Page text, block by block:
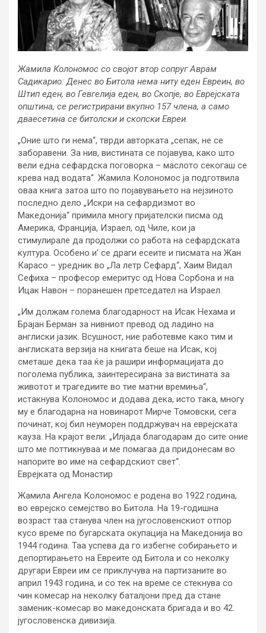
Жамила Колономос со својот втор сопруг Аврам
Садикарио: Денес во Битола нема ниту еден Евреин, во
Штип еден, во Гевгелија еден, во Скопје, во Еврејската
општина, се регистрирани вкупно 157 члена, а само
дваесетина се битолски и скопски Евреи.
„Оние што ги нема“, тврди авторката „сепак, не се
заборавени. За нив, вистината се појавува, како што
вели една сефардска поговорка – маслото секогаш се
крева над водата“. Жамила Колономос ја подготвила
оваа книга затоа што по појавувањето на нејзиното
последно дело „Искри на сефардизмот во
Македонија“ примила многу пријателски писма од
Америка, Франција, Израел, од Чиле, кои ја
стимулирале да продолжи со работа на сефардската
култура. Особено и’ се драги есеите и писмата на Жан
Карасо – уредник во „Ла летр Сефард“, Хаим Видал
Сефиха – професор емеритус од Нова Сорбона и на
Ицак Навон – поранешен претседател на Израел.
„Им должам голема благодарност на Исак Нехама и
Брајан Берман за нивниот превод од ладино на
англиски јазик. Всушност, ние работевме како тим и
англиската верзија на книгата беше на Исак, кој
сметаше дека таа ќе ја рашири информацијата до
поголема публика, заинтересирана за вистината за
животот и трагедиите во тие матни времиња“,
истакнува Колономос и додава дека, исто така, многу
му е благодарна на новинарот Мирче Томовски, сега
починат, кој бил неуморен поддржувач на еврејската
кауза. На крајот вели: „Илјада благодарам до сите оние
што ме поттикнуваа и ме помагаа да придонесам во
напорите во име на сефардскиот свет“.
Еврејката од Монастир
Жамила Ангела Колономос е родена во 1922 година,
во еврејско семејство во Битола. На 19-годишна
возраст таа станува член на југословенскиот отпор
кусо време по бугарската окупација на Македонија во
1944 година. Таа успева да го избегне собирањето и
депортирањето на Евреите од Битола и со неколку
другари Евреи им се приклучува на партизаните во
април 1943 година, и со тек на време се стекнува со
чин комесар на неколку баталјони пред да стане
заменик-комесар во македонската бригада и во 42.
југословенска дивизија.